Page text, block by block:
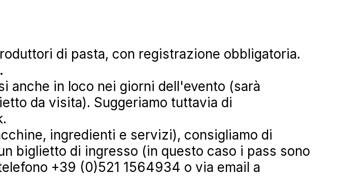
di pasta, con registrazione obbligatoria.
anche in loco nei giorni dell'evento (sarà
da visita). Suggeriamo tuttavia di
ingredienti e servizi), consigliamo di
biglietto di ingresso (in questo caso i pass sono
+39 (0)521 1564934 o via email a